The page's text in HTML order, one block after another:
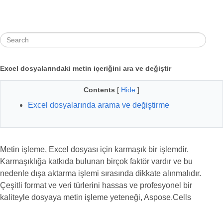
Excel dosyalarındaki metin içeriğini ara ve değiştir
Contents [ Hide ]
Excel dosyalarında arama ve değiştirme
Metin işleme, Excel dosyası için karmaşık bir işlemdir.
Karmaşıklığa katkıda bulunan birçok faktör vardır ve bu
nedenle dışa aktarma işlemi sırasında dikkate alınmalıdır.
Çeşitli format ve veri türlerini hassas ve profesyonel bir
kaliteyle dosyaya metin işleme yeteneği, Aspose.Cells